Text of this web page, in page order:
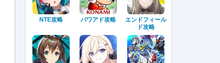
NTE攻略 パワアド攻略
エンドフィール
ド攻略